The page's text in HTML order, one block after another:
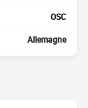
OSC
Allemagne